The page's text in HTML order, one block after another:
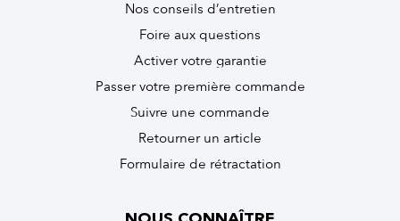
Nos conseils d’entretien
Foire aux questions
Activer votre garantie
Passer votre première commande
Suivre une commande
Retourner un article
Formulaire de rétractation